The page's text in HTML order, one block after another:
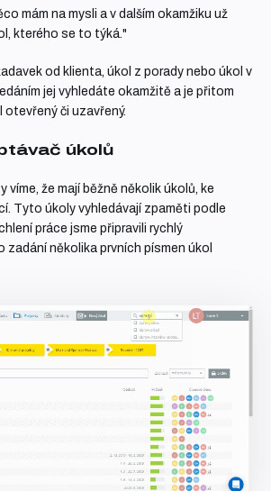
mám na mysli a v dalším okamžiku už
kterého se to týká."
od klienta, úkol z porady nebo úkol v
jej vyhledáte okamžitě a je přitom
otevřený či uzavřený.
úkolů
víme, že mají běžně několik úkolů, ke
Tyto úkoly vyhledávají zpaměti podle
práce jsme připravili rychlý
zadání několika prvních písmen úkol